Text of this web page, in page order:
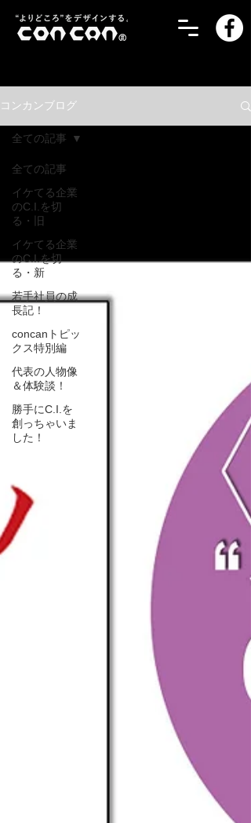
コンカンブログ
全ての記事
イケてる企業
のC.I.を切
る・旧
イケてる企業
のC.I.を切
る・新
若手社員の成
長記！
concanトピッ
クス特別編
代表の人物像
＆体験談！
勝手にC.I.を
創っちゃいま
した！
全ての記事